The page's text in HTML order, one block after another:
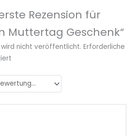
Rezension für
Muttertag Geschenk“
nicht veröffentlicht. Erforderliche